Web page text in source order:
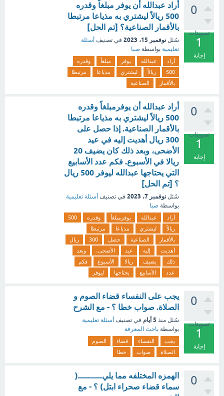
0
تصويتات
1
إجابة
أراد عبدالله أن يوفر مبلغاً وقدره
500 ريالاً ليشتري به مذياعا مرتبطا
بالأقمار الصناعية؟ [تم الحل]
سُئل نوفمبر 15، 2023 في تصنيف أسئلة
تعليمية بواسطة صبا
أراد عبدالله يوفر مبلغاً
وقدره
500
ريالاً ليشتري مذياعا
مرتبطا
بالأقمار
الصناعية
0
تصويتات
1
إجابة
أراد عبدالله أن يوفرمبلغاً وقدره
500 ريالاً ليشتري به مذياعا مرتبطا
بالأقمار الصناعية. إذا حصل على
300 ريال أهديت إليه في عيد
الأضحى، وبعد ذلك كان يضيف 20
ريالا في الأسبوع. فكم عدد الأسابيع
التي يحتاجها عبدالله ليوفر 500 ريال
؟ [تم الحل]
سُئل نوفمبر 7، 2023 في تصنيف أسئلة تعليمية
بواسطة صبا
أراد عبدالله يوفرمبلغاً وقدره
500
ريالاً
ليشتري مذياعا
مرتبطا
بالأقمار
الصناعية حصل 300
ريال
أهديت
إليه عيد الأضحى،
وبعد
ذلك
يضيف ريالا الأسبوع
فكم
عدد
الأسابيع يحتاجها ليوفر
0
تصويتات
1
إجابة
يجب على النفساء قضاء الصوم و
الصلاة. صواب خطا ؟ - مع الشرح
سُئل منذ 5 أيام في تصنيف أسئلة تعليمية
بواسطة باحث المعرفة
يجب النفساء قضاء
الصوم
الصلاة
صواب خطا
0
الهمزه المختلفه مما يلي............(
سماء قضاء صحراء ابتل) ؟ - مع